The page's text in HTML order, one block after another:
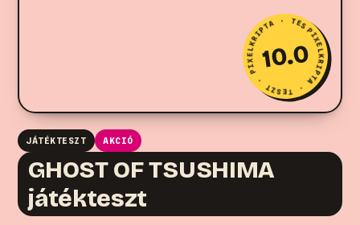
PIXELKRIPTA · TESZT · PIXELKRIPTA · TESZT ·
10.0
JÁTÉKTESZT AKCIÓ
GHOST OF TSUSHIMA
játékteszt